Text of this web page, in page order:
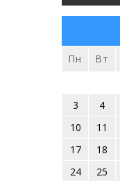
Пн Вт
3
4
10
11
17
18
24
25